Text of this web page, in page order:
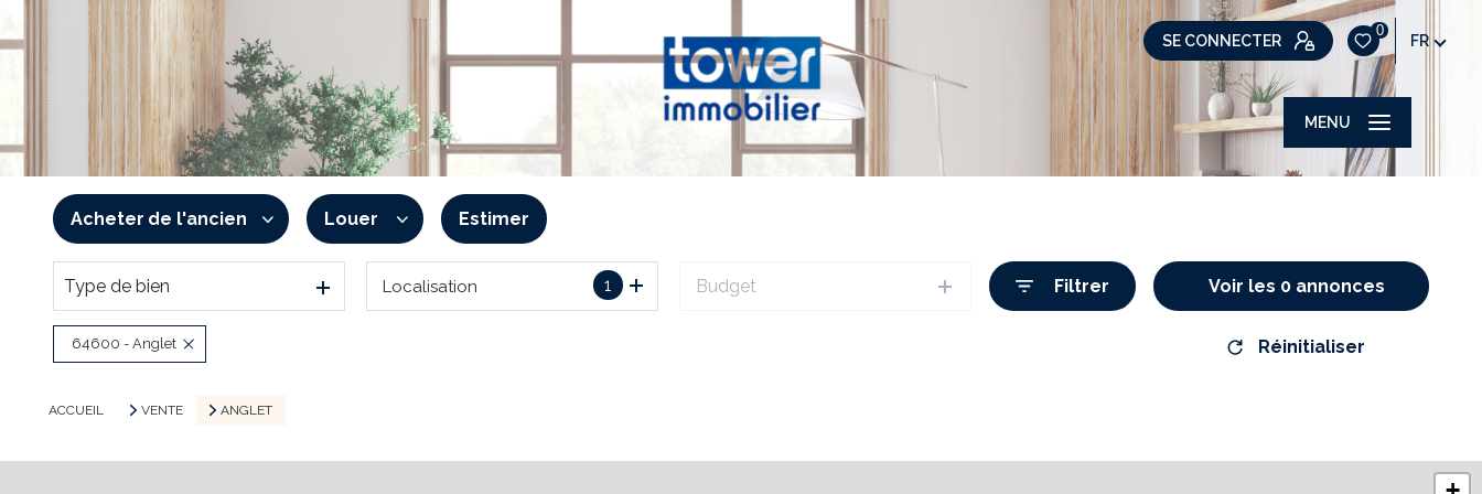
SE CONNECTER
0
FR
MENU
Acheter de l'ancien
De l'ancien
De l'immo pro
Louer
à l'année
Estimer
Type de bien 1
Localisation Budget Filtrer Voir les 0 annonces
64600 - Anglet Réinitialiser
ACCUEIL VENTE ANGLET